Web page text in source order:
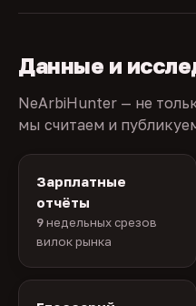
Данные и
NeArbiHunter — не
мы считаем и
Зарплатные
отчёты
9недельных срезов
вилок рынка